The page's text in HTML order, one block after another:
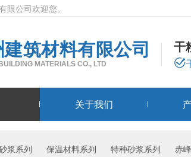
限公司欢迎您。
筑材料有限公司
MATERIALS CO., LTD
干
关于我们
浆系列 保温材料系列 特种砂浆系列 赤